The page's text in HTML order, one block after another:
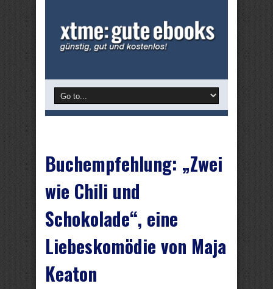
Buchempfehlung: „Zwei
wie Chili und
Schokolade“, eine
Liebeskomödie von Maja
Keaton